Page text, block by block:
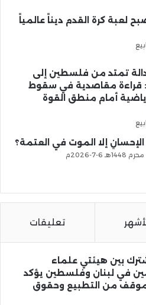
لعبة كرة القدم ديناً عالمياً
تمتد من فلسطين إلى
قراءة مقاصدية في سقوط
أمام منطق القوة
إلا الموت في العتمة؟
تعليقات
بين هيئتي علماء
في لبنان وفلسطين يؤكد
من التطبيع وحقوق